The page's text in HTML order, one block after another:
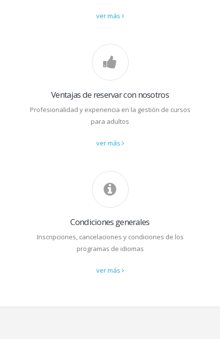
ver más
Ventajas de reservar con nosotros
Profesionalidad y experiencia en la gestión de cursos
para adultos
ver más
Condiciones generales
Inscripciones, cancelaciones y condiciones de los
programas de idiomas
ver más